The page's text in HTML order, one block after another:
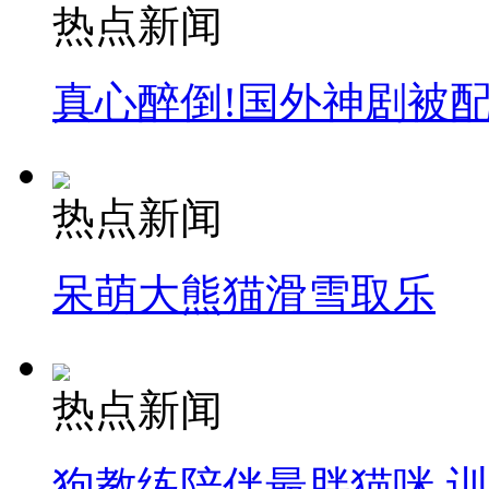
热点新闻
真心醉倒!国外神剧被
热点新闻
呆萌大熊猫滑雪取乐
热点新闻